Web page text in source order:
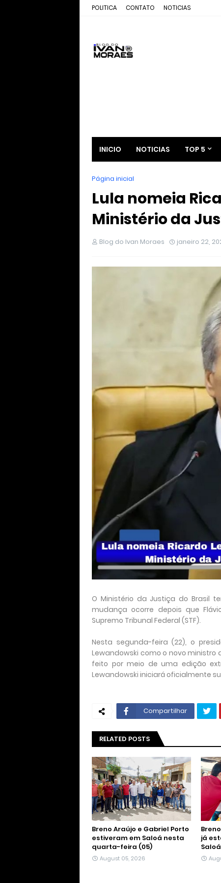
POLITICA CONTATO NOTICIAS
INICIO NOTICIAS TOP 5
Página inicial
Lula nomeia
Ministério da
Blog do Ivan Moraes janeiro 22,
O Ministério da Justiça do Brasil
mudança ocorre depois que
Supremo Tribunal Federal (STF).
Nesta segunda-feira (22), o
Lewandowski como o novo ministro
feito por meio de uma edição
Lewandowski iniciará oficialmente
Compartilhar
RELATED POSTS
Breno Araújo e Gabriel Porto
estiveram em Saloá nesta
quarta-feira (05)
August 05, 2026
já
Saloá